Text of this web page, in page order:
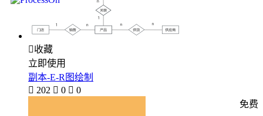
收藏
立即使用
副本-E-R图绘制
 202  0  0
免费